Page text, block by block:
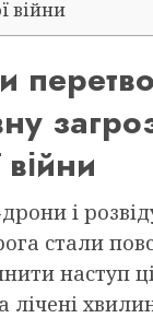
війни
і
стали
наступ
лічені